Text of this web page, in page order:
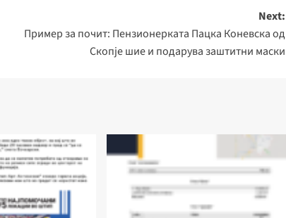
Next:
Пример за почит: Пензионерката Пацка Коневска од
Скопје шие и подарува заштитни маски